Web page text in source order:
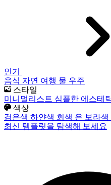
인기
음식 자연 여행 물 우주
스타일
미니멀리스트 심플한 에스테
색상
검은색 하얀색 회색 은 보라색
최신 템플릿을 탐색해 보세요